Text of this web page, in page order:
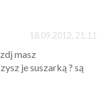
18.09.2012, 21:11
masz
je suszarką ? są